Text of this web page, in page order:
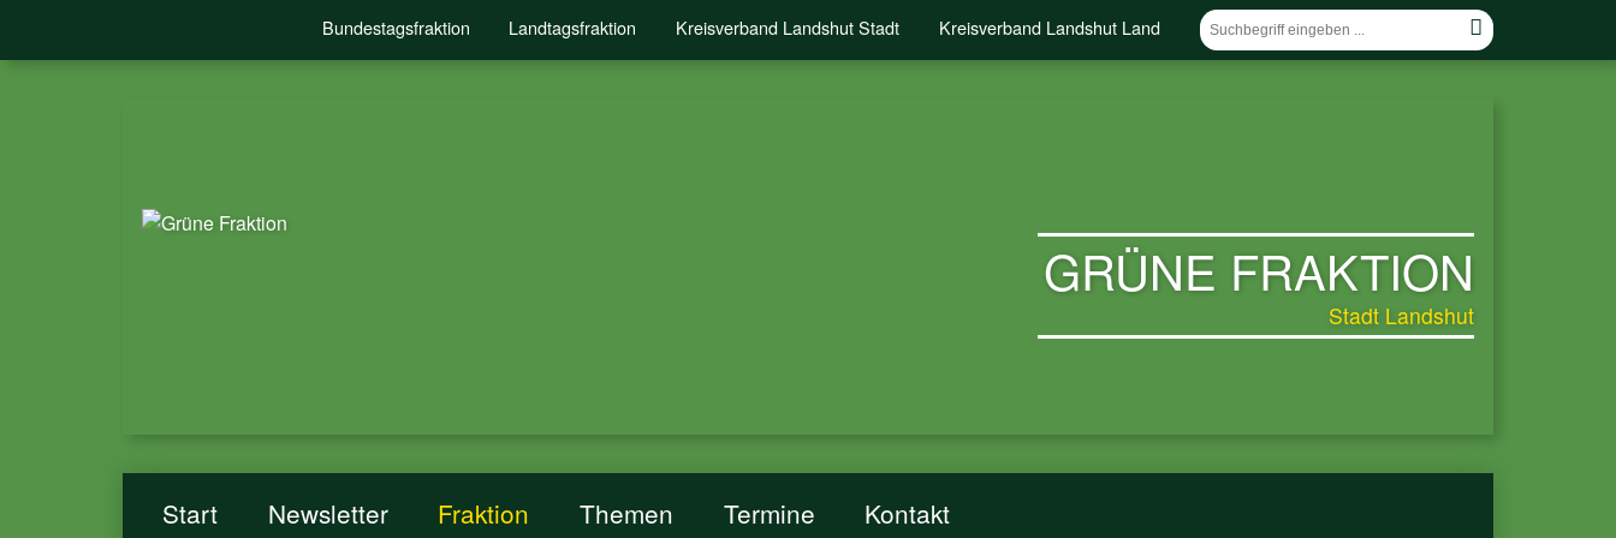
Bundestagsfraktion Landtagsfraktion Kreisverband Landshut Stadt Kreisverband Landshut Land
GRÜNE FRAKTION
Stadt Landshut
Start Newsletter Fraktion Themen Termine Kontakt